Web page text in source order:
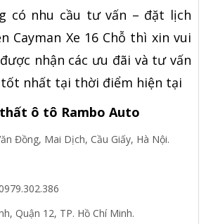
có nhu cầu tư vấn – đặt lịch
Cayman Xe 16 Chỗ thì xin vui
nhận các ưu đãi và tư vấn
nhất tại thời điểm hiện tại
ô tô Rambo Auto
Đồng, Mai Dịch, Cầu Giấy, Hà Nội.
Quận 12, TP. Hồ Chí Minh.